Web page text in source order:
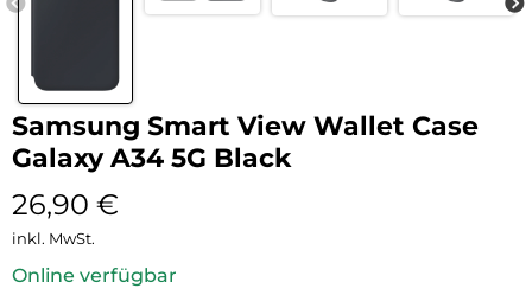
Samsung Smart View Wallet Case
Galaxy A34 5G Black
26,90 €
inkl. MwSt.
Online verfügbar